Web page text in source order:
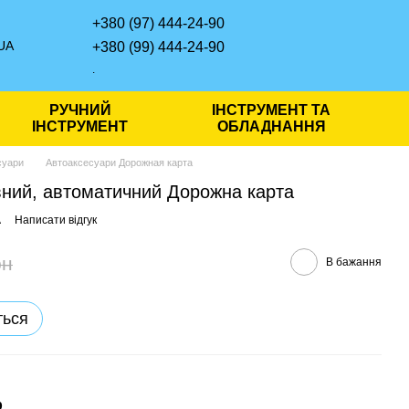
+380 (97) 444-24-90
+380 (99) 444-24-90
РУЧНИЙ
ІНСТРУМЕНТ
ІНСТРУМЕНТ ТА
ОБЛАДНАННЯ
Автоаксесуари Дорожная карта
автоматичний Дорожна карта
Написати відгук
В бажання